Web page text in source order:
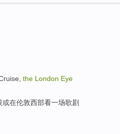
the London Eye
或在伦敦西部看一场歌剧